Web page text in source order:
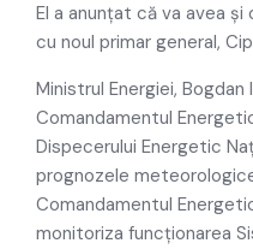
El a anunţat că va avea
cu noul primar general,
Ministrul Energiei,
Comandamentul
Dispecerului Energetic
prognozele
Comandamentul
monitoriza funcţionarea